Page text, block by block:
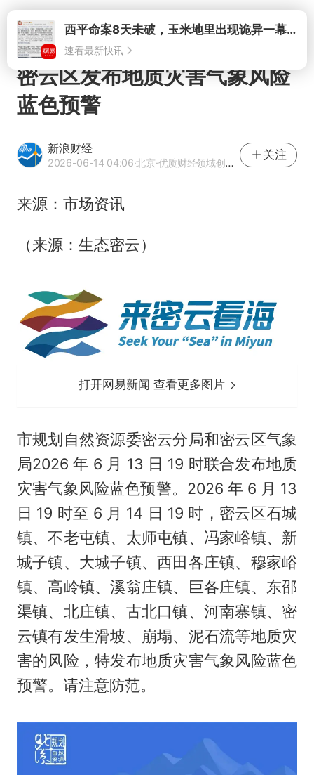
打开西平命案8天未破，玉米地里出现诡异一幕，我突然想起了欧金中
速看最新快讯
密云区发布地质灾害气象风险
蓝色预警
新浪财经
2026-06-14 04:06·北京·优质财经领域创作者
关注
来源：市场资讯
（来源：生态密云）
打开网易新闻 查看更多图片
市规划自然资源委密云分局和密云区气象
局2026 年 6 月 13 日 19 时联合发布地质
灾害气象风险蓝色预警。2026 年 6 月 13
日 19 时至 6 月 14 日 19 时，密云区石城
镇、不老屯镇、太师屯镇、冯家峪镇、新
城子镇、大城子镇、西田各庄镇、穆家峪
镇、高岭镇、溪翁庄镇、巨各庄镇、东邵
渠镇、北庄镇、古北口镇、河南寨镇、密
云镇有发生滑坡、崩塌、泥石流等地质灾
害的风险，特发布地质灾害气象风险蓝色
预警。请注意防范。